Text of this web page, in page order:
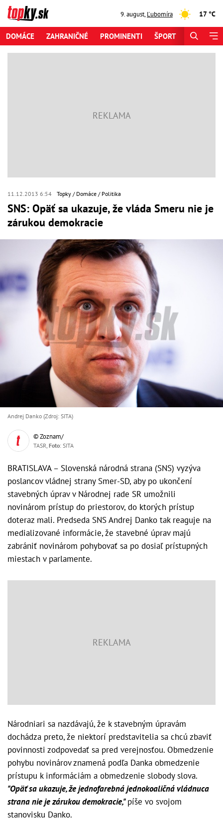
9. august,Ľubomíra 17 °C
DOMÁCE ZAHRANIČNÉ PROMINENTI ŠPORT
11.12.2013 6:54 Topky Domáce Politika
SNS: Opäť sa ukazuje, že vláda Smeru nie je
zárukou demokracie
Andrej Danko (Zdroj: SITA)
© Zoznam/
TASR, Foto: SITA
BRATISLAVA – Slovenská národná strana (SNS) vyzýva
poslancov vládnej strany Smer-SD, aby po ukončení
stavebných úprav v Národnej rade SR umožnili
novinárom prístup do priestorov, do ktorých prístup
doteraz mali. Predseda SNS Andrej Danko tak reaguje na
medializované informácie, že stavebné úprav majú
zabrániť novinárom pohybovať sa po dosiaľ prístupných
miestach v parlamente.
Národniari sa nazdávajú, že k stavebným úpravám
dochádza preto, že niektorí predstavitelia sa chcú zbaviť
povinnosti zodpovedať sa pred verejnosťou. Obmedzenie
pohybu novinárov znamená podľa Danka obmedzenie
prístupu k informáciám a obmedzenie slobody slova.
"Opäť sa ukazuje, že jednofarebná jednokoaličná vládnuca
strana nie je zárukou demokracie,"píše vo svojom
stanovisku Danko.